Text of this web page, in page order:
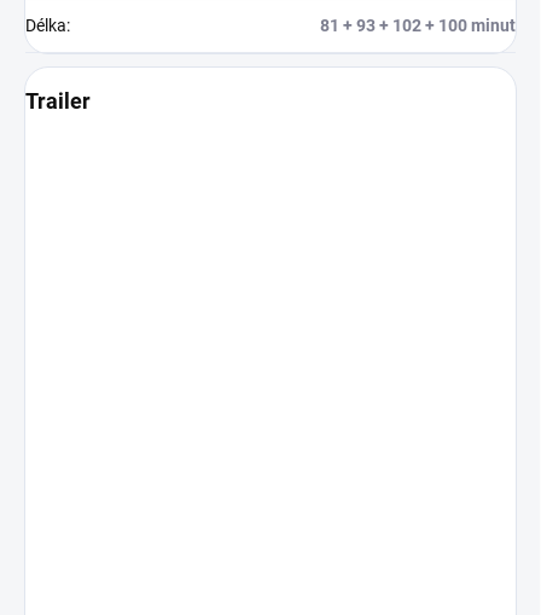
Délka: 81 + 93 + 102 + 100 minut
Trailer